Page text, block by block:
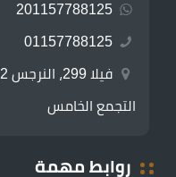
201157788125
01157788125
التجمع الخامس
روابط مهمة